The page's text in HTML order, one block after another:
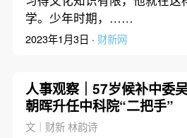
学。少年时期，……
2023年1月3日 · 财新网
人事观察｜57岁候补中委
朝晖升任中科院“二把手”
文｜财新 林韵诗